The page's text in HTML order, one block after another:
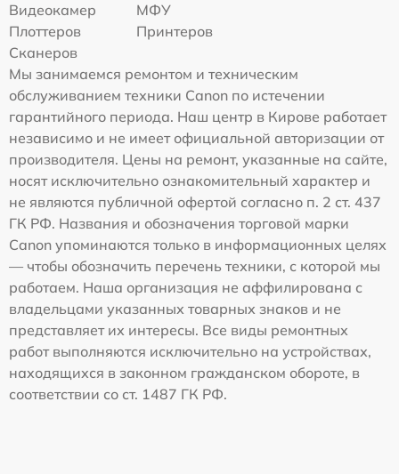
Видеокамер
МФУ
Плоттеров
Принтеров
Сканеров
Мы занимаемся ремонтом и техническим
обслуживанием техники Canon по истечении
гарантийного периода. Наш центр в Кирове работает
независимо и не имеет официальной авторизации от
производителя. Цены на ремонт, указанные на сайте,
носят исключительно ознакомительный характер и
не являются публичной офертой согласно п. 2 ст. 437
ГК РФ. Названия и обозначения торговой марки
Canon упоминаются только в информационных целях
— чтобы обозначить перечень техники, с которой мы
работаем. Наша организация не аффилирована с
владельцами указанных товарных знаков и не
представляет их интересы. Все виды ремонтных
работ выполняются исключительно на устройствах,
находящихся в законном гражданском обороте, в
соответствии со ст. 1487 ГК РФ.